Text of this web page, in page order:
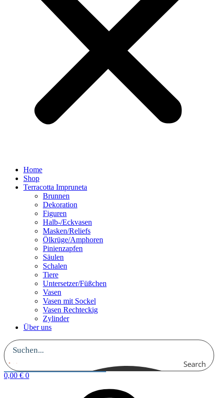
Home
Shop
Terracotta Impruneta
Brunnen
Dekoration
Figuren
Halb-/Eckvasen
Masken/Reliefs
Ölkrüge/Amphoren
Pinienzapfen
Säulen
Schalen
Tiere
Untersetzer/Füßchen
Vasen
Vasen mit Sockel
Vasen Rechteckig
Zylinder
Über uns
Search
0,00 € 0